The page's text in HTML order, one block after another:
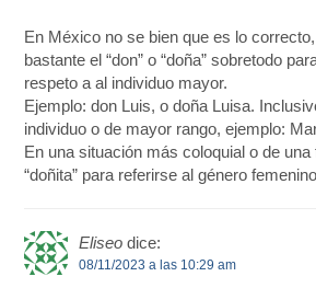
En México no se bien que es lo
bastante el “don” o “doña” sobretodo
respeto a al individuo mayor.
Ejemplo: don Luis, o doña Luisa.
individuo o de mayor rango, ejemplo:
En una situación más coloquial o de
“doñita” para referirse al género
Eliseo dice:
08/11/2023 a las 10:29 am